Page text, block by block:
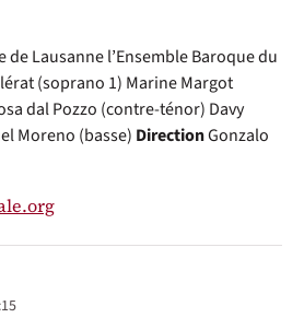
de Lausannel’Ensemble Baroque du
(soprano 1) Marine Margot
dal Pozzo (contre-ténor) Davy
Moreno (basse) DirectionGonzalo